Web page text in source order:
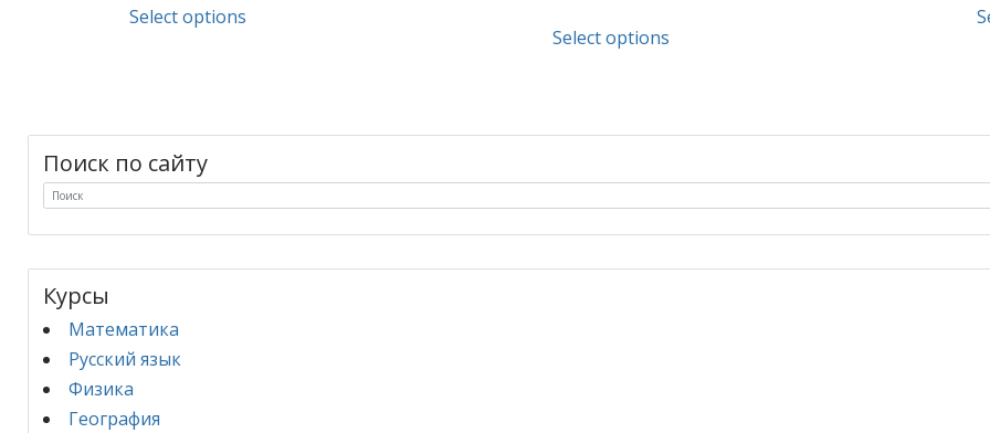
Select options
options
may
be
chosen
Select options
variants.
Поиск по сайту
Курсы
Математика
Русский язык
Физика
География